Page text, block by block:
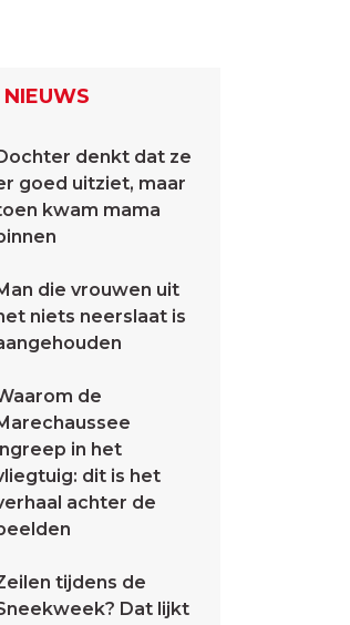
denkt dat ze
goed uitziet, maar
kwam mama
die vrouwen uit
niets neerslaat is
de
in het
dit is het
achter de
tijdens de
Dat lijkt